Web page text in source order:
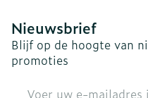
Nieuwsbrief
Blijf op de hoogte van
promoties